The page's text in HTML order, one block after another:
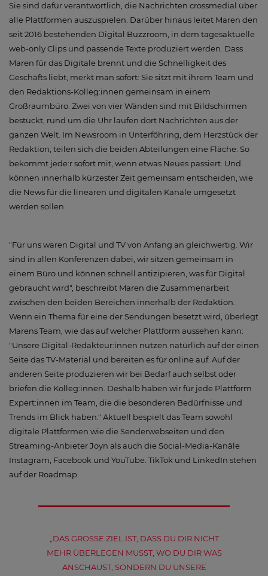
Sie sind dafür verantwortlich, die Nachrichten crossmedial über
alle Plattformen auszuspielen. Darüber hinaus leitet Maren den
seit 2016 bestehenden Digital Buzzroom, in dem tagesaktuelle
web-only Clips und passende Texte produziert werden. Dass
Maren für das Digitale brennt und die Schnelligkeit des
Geschäfts liebt, merkt man sofort: Sie sitzt mit ihrem Team und
den Redaktions-Kolleg:innen gemeinsam in einem
Großraumbüro. Zwei von vier Wänden sind mit Bildschirmen
bestückt, rund um die Uhr laufen dort Nachrichten aus der
ganzen Welt. Im Newsroom in Unterföhring, dem Herzstück der
Redaktion, teilen sich die beiden Abteilungen eine Fläche: So
bekommt jede:r sofort mit, wenn etwas Neues passiert. Und
können innerhalb kürzester Zeit gemeinsam entscheiden, wie
die News für die linearen und digitalen Kanäle umgesetzt
werden sollen.
"Für uns waren Digital und TV von Anfang an gleichwertig. Wir
sind in allen Konferenzen dabei, wir sitzen gemeinsam in
einem Büro und können schnell antizipieren, was für Digital
gebraucht wird", beschreibt Maren die Zusammenarbeit
zwischen den beiden Bereichen innerhalb der Redaktion.
Wenn ein Thema für eine der Sendungen besetzt wird, überlegt
Marens Team, wie das auf welcher Plattform aussehen kann:
"Unsere Digital-Redakteur:innen nutzen natürlich auf der einen
Seite das TV-Material und bereiten es für online auf. Auf der
anderen Seite produzieren wir bei Bedarf auch selbst oder
briefen die Kolleg:innen. Deshalb haben wir für jede Plattform
Expert:innen im Team, die die besonderen Bedürfnisse und
Trends im Blick haben." Aktuell bespielt das Team sowohl
digitale Plattformen wie die Senderwebseiten und den
Streaming-Anbieter Joyn als auch die Social-Media-Kanäle
Instagram, Facebook und YouTube. TikTok und LinkedIn stehen
auf der Roadmap.
„DAS GROSSE ZIEL IST, DASS DU DIR NICHT
MEHR ÜBERLEGEN MUSST, WO DU DIR WAS
ANSCHAUST, SONDERN DU UNSERE